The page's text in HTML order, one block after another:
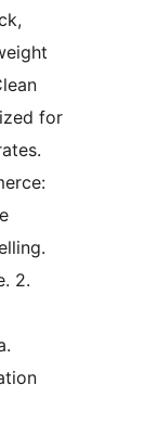
for
2.